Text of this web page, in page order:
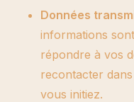
Données
informations
répondre à vos
recontacter
vous initiez.